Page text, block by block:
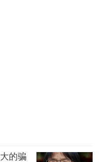
的骗